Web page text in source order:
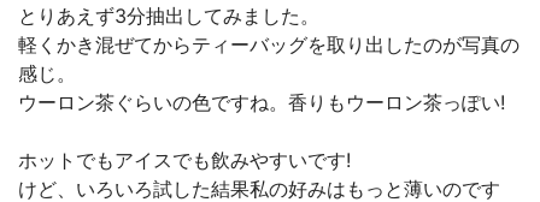
とりあえず3分抽出してみました。
軽くかき混ぜてからティーバッグを取り出したのが写真の
感じ。
ウーロン茶ぐらいの色ですね。香りもウーロン茶っぽい!
ホットでもアイスでも飲みやすいです!
けど、いろいろ試した結果私の好みはもっと薄いのです